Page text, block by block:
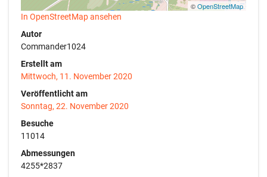
©OpenStreetMap
In OpenStreetMap ansehen
Autor
Commander1024
Erstellt am
Mittwoch, 11. November 2020
Veröffentlicht am
Sonntag, 22. November 2020
Besuche
11014
Abmessungen
4255*2837